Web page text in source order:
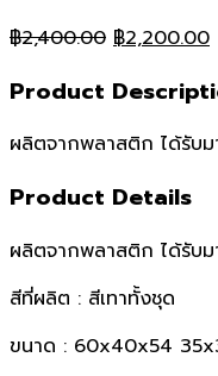
฿2,400.00 Original
was:
฿2,200.00
Product
ผลิตจากพลาสติก ได้รับ
Product Details
ผลิตจากพลาสติก ได้รับ
สีที่ผลิต : สีเทาทั้งชุด
ขนาด : 60x40x54